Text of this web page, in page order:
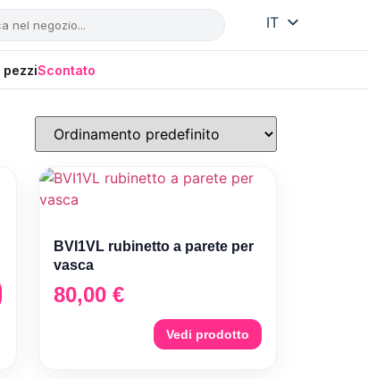
IT
pezziScontato
BVI1VL rubinetto a parete per
vasca
80,00 €
Vedi prodotto